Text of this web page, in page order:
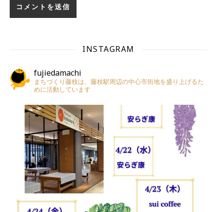
INSTAGRAM
fujiedamachi
まちづくり藤枝は、藤枝駅周辺の中心市街地を盛り上げるた
めに活動しています